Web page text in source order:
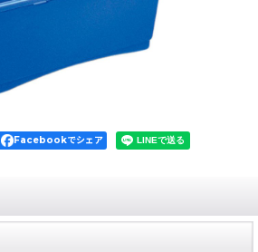
Facebookでシェア